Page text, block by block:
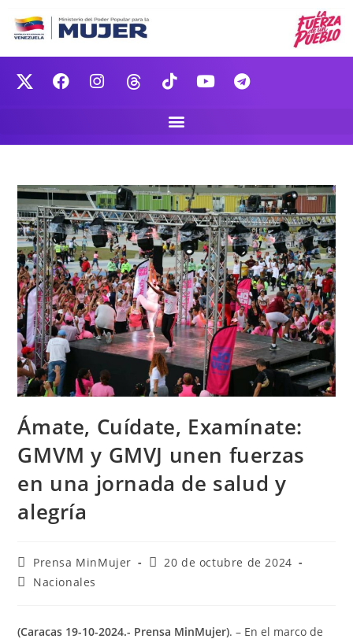
Ámate, Cuídate, Examínate:
GMVM y GMVJ unen fuerzas
en una jornada de salud y
alegría
Prensa MinMujer
20 de octubre de 2024
Nacionales
(Caracas 19-10-2024.- Prensa MinMujer). – En el marco de